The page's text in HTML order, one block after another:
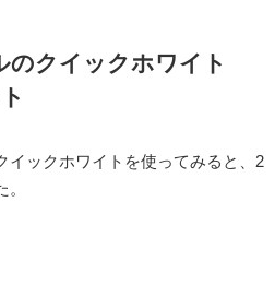
のクイックホワイト
イックホワイトを使ってみると、2